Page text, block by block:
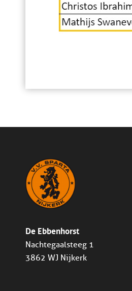
De Ebbenhorst
Nachtegaalsteeg 1
3862 WJ Nijkerk